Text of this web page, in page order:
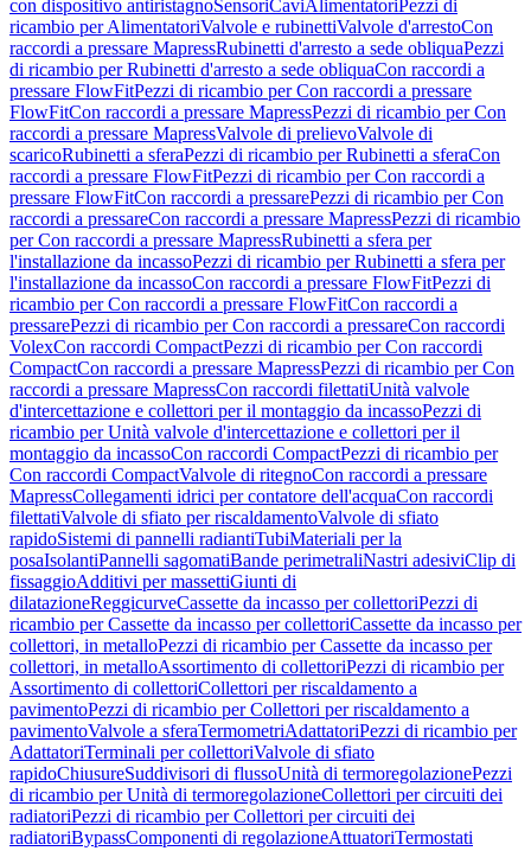
con dispositivo antiristagnoSensoriCaviAlimentatori Pezzi di
ricambio per AlimentatoriValvole e rubinettiValvole d'arrestoCon
raccordi a pressare MapressRubinetti d'arresto a sede obliquaPezzi
di ricambio per Rubinetti d'arresto a sede obliquaCon raccordi a
pressare FlowFitPezzi di ricambio per Con raccordi a pressare
FlowFitCon raccordi a pressare MapressPezzi di ricambio per Con
raccordi a pressare MapressValvole di prelievoValvole di
scaricoRubinetti a sferaPezzi di ricambio per Rubinetti a sferaCon
raccordi a pressare FlowFitPezzi di ricambio per Con raccordi a
pressare FlowFitCon raccordi a pressarePezzi di ricambio per Con
raccordi a pressareCon raccordi a pressare MapressPezzi di ricambio
per Con raccordi a pressare MapressRubinetti a sfera per
l'installazione da incassoPezzi di ricambio per Rubinetti a sfera per
l'installazione da incassoCon raccordi a pressare FlowFitPezzi di
ricambio per Con raccordi a pressare FlowFitCon raccordi a
pressarePezzi di ricambio per Con raccordi a pressareCon raccordi
VolexCon raccordi CompactPezzi di ricambio per Con raccordi
CompactCon raccordi a pressare MapressPezzi di ricambio per Con
raccordi a pressare MapressCon raccordi filettatiUnità valvole
d'intercettazione e collettori per il montaggio da incassoPezzi di
ricambio per Unità valvole d'intercettazione e collettori per il
montaggio da incassoCon raccordi CompactPezzi di ricambio per
Con raccordi CompactValvole di ritegnoCon raccordi a pressare
MapressCollegamenti idrici per contatore dell'acquaCon raccordi
filettatiValvole di sfiato per riscaldamentoValvole di sfiato
rapidoSistemi di pannelli radiantiTubiMateriali per la
posaIsolantiPannelli sagomatiBande perimetraliNastri adesiviClip di
fissaggioAdditivi per massettiGiunti di
dilatazioneReggicurveCassette da incasso per collettoriPezzi di
ricambio per Cassette da incasso per collettoriCassette da incasso per
collettori, in metalloPezzi di ricambio per Cassette da incasso per
collettori, in metalloAssortimento di collettoriPezzi di ricambio per
Assortimento di collettoriCollettori per riscaldamento a
pavimentoPezzi di ricambio per Collettori per riscaldamento a
pavimentoValvole a sferaTermometriAdattatoriPezzi di ricambio per
AdattatoriTerminali per collettoriValvole di sfiato
rapidoChiusureSuddivisori di flussoUnità di termoregolazionePezzi
di ricambio per Unità di termoregolazioneCollettori per circuiti dei
radiatoriPezzi di ricambio per Collettori per circuiti dei
radiatoriBypassComponenti di regolazioneAttuatoriTermostati